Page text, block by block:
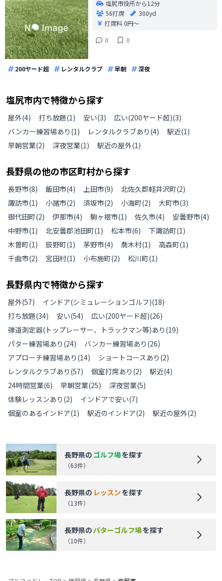
塩尻市役所から12分
56打席
300yd
打席料0円〜
0
0
200ヤード超 レンタルクラブ 早朝 深夜
塩尻市内で特徴から探す
屋外(4) 打ち放題(1) 安い(3) 広い(200ヤード超)(3)
バンカー練習場あり (1) レンタルクラブあり (4) 駅近(1)
早朝営業(2) 深夜営業(1) 駅近の屋外(1)
長野県の他の市区町村から探す
長野市(8) 飯田市(4) 上田市(9) 北佐久郡軽井沢町(2)
諏訪市(1) 小諸市(2) 須坂市(2) 小海町(2) 大町市(3)
御代田町(2) 伊那市(4) 駒ヶ根市(1) 佐久市(4) 安曇野市(4)
中野市(1) 北安曇郡池田町(1) 松本市(6) 下諏訪町(1)
木曽町(1) 辰野町(1) 茅野市(4) 喬木村(1) 高森町(1)
千曲市(2) 宮田村(1) 小布施町(2) 松川町(1)
長野県内で特徴から探す
屋外(57) インドア(シミュレーションゴルフ)(18)
打ち放題(34) 安い(54) 広い(200ヤード超)(26)
弾道測定器(トップレーサー、トラックマン等)あり (19)
パター練習場あり (24) バンカー練習場あり (26)
アプローチ練習場あり (14) ショートコースあり (2)
レンタルクラブあり (57) 個室打席あり (2) 駅近(4)
24時間営業(6) 早朝営業(25) 深夜営業(5)
体験レッスンあり (2) インドアで安い(7)
個室のあるインドア(1) 駅近のインドア(2) 駅近の屋外(2)
長野県の ゴルフ場を探す
（63件）
長野県の レッスンを探す
（13件）
長野県のパターゴルフ場を探す
（10件）